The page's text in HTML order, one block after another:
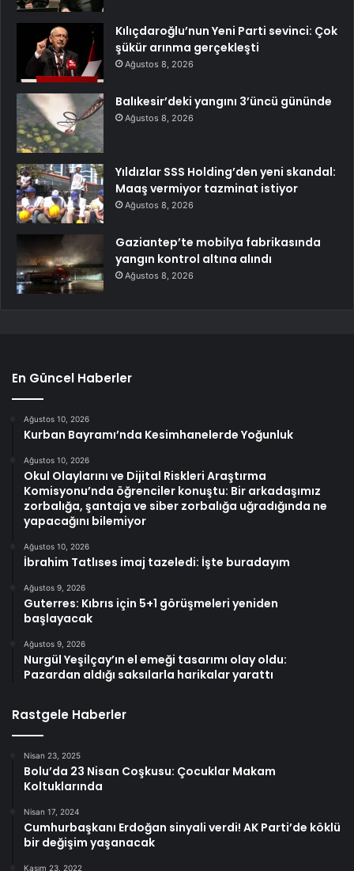
Kılıçdaroğlu’nun Yeni Parti sevinci: Çok
şükür arınma gerçekleşti
Ağustos 8, 2026
Balıkesir’deki yangını 3’üncü gününde
Ağustos 8, 2026
Yıldızlar SSS Holding’den yeni skandal:
Maaş vermiyor tazminat istiyor
Ağustos 8, 2026
Gaziantep’te mobilya fabrikasında
yangın kontrol altına alındı
Ağustos 8, 2026
En Güncel Haberler
Ağustos 10, 2026
Kurban Bayramı’nda Kesimhanelerde Yoğunluk
Ağustos 10, 2026
Okul Olaylarını ve Dijital Riskleri Araştırma
Komisyonu’nda öğrenciler konuştu: Bir arkadaşımız
zorbalığa, şantaja ve siber zorbalığa uğradığında ne
yapacağını bilemiyor
Ağustos 10, 2026
İbrahim Tatlıses imaj tazeledi: İşte buradayım
Ağustos 9, 2026
Guterres: Kıbrıs için 5+1 görüşmeleri yeniden
başlayacak
Ağustos 9, 2026
Nurgül Yeşilçay’ın el emeği tasarımı olay oldu:
Pazardan aldığı saksılarla harikalar yarattı
Rastgele Haberler
Nisan 23, 2025
Bolu’da 23 Nisan Coşkusu: Çocuklar Makam
Koltuklarında
Nisan 17, 2024
Cumhurbaşkanı Erdoğan sinyali verdi! AK Parti’de köklü
bir değişim yaşanacak
Kasım 23, 2022